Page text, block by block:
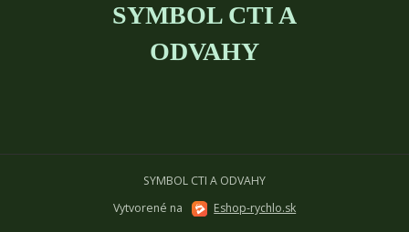
SYMBOL CTI A
ODVAHY
SYMBOL CTI A ODVAHY
Vytvorené na
Eshop-rychlo.sk